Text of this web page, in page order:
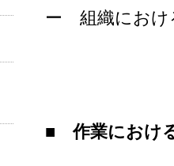
ー 組織におけ
■ 作業におけ